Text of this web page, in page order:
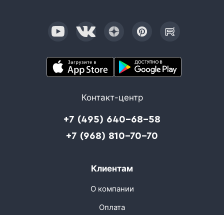
Контакт-центр
+7 (495) 640-68-58
+7 (968) 810-70-70
Клиентам
О компании
Оплата